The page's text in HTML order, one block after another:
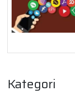
Kategori